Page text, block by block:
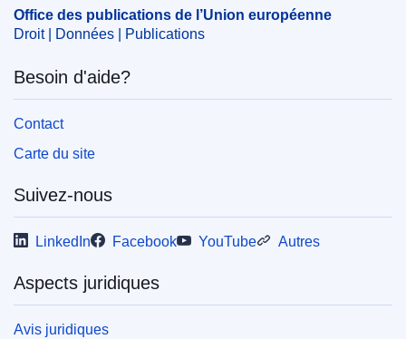
CELEX : 32024B06848
OJ : C_202406848
pdfa2a
Office des publications de l’Union européenne
Droit | Données | Publications
Besoin d'aide?
Contact
Carte du site
Suivez-nous
LinkedIn Facebook YouTube Autres
Aspects juridiques
Avis juridiques